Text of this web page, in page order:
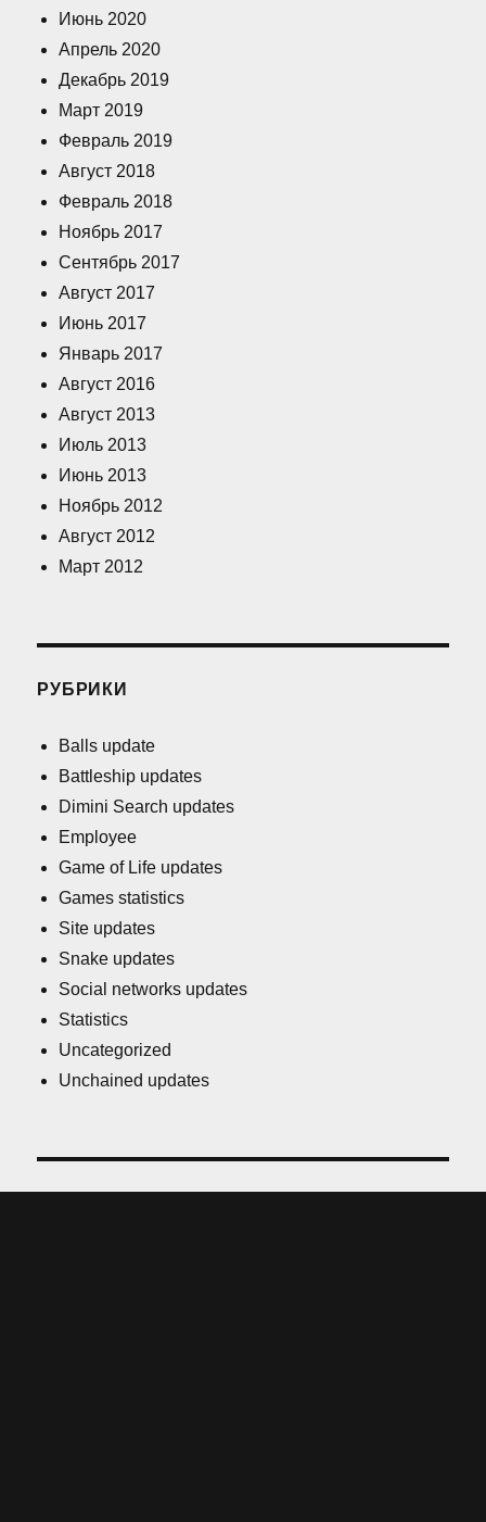
Июнь 2020
Апрель 2020
Декабрь 2019
Март 2019
Февраль 2019
Август 2018
Февраль 2018
Ноябрь 2017
Сентябрь 2017
Август 2017
Июнь 2017
Январь 2017
Август 2016
Август 2013
Июль 2013
Июнь 2013
Ноябрь 2012
Август 2012
Март 2012
РУБРИКИ
Balls update
Battleship updates
Dimini Search updates
Employee
Game of Life updates
Games statistics
Site updates
Snake updates
Social networks updates
Statistics
Uncategorized
Unchained updates